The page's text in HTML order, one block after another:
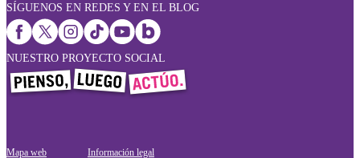
SÍGUENOS EN REDES Y EN EL BLOG
NUESTRO PROYECTO SOCIAL
Mapa web Información legal